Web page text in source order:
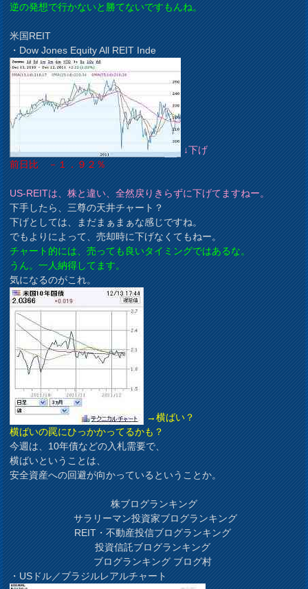
逆の発想で行かないと勝てないですもんね。
米国REIT
・Dow Jones Equity All REIT Inde
↓下げ
前日比 －１．９２％
US-REITは、株と違い、全然戻りきらずに下げてますねー。
下手したら、三尊の天井チャート？
下げとしては、まだまぁまぁな感じですね。
でもよりによって、売却時に下げなくてもねー。
チャート的には、売っても良いタイミングではあるな。
うん。一人納得してます。
気になるのがこれ。
→横ばい？
横ばいの罠にひっかかってるかも？
今週は、10年債などの入札需要で、
横ばいということは、
安全資産への回避が向かっているということか。
株ブログランキング
サラリーマン投資家ブログランキング
REIT・不動産投信ブログランキング
投資信託ブログランキング
ブログランキング ブログ村
・USドル／ブラジルレアルチャート